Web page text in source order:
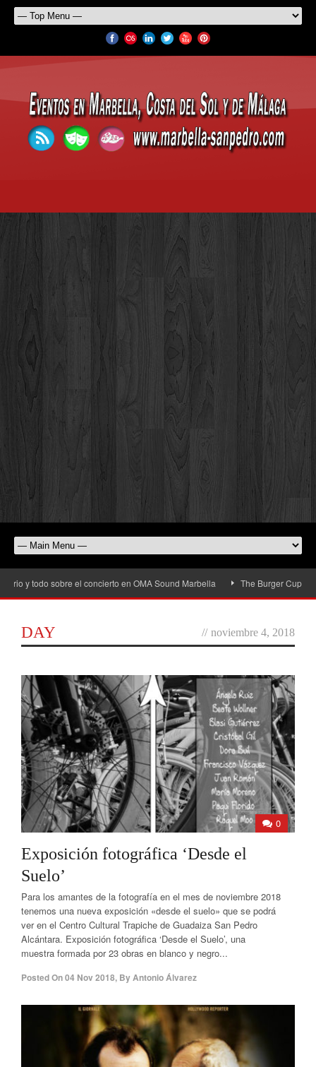
y todo sobre el concierto en OMA Sound Marbella The Burger Cup llega
DAY // noviembre 4, 2018
0
Exposición fotográfica ‘Desde el
Suelo’
Para los amantes de la fotografía en el mes de noviembre 2018
tenemos una nueva exposición «desde el suelo» que se podrá
ver en el Centro Cultural Trapiche de Guadaiza San Pedro
Alcántara. Exposición fotográfica ‘Desde el Suelo’, una
muestra formada por 23 obras en blanco y negro...
Posted On04 Nov 2018, ByAntonio Álvarez